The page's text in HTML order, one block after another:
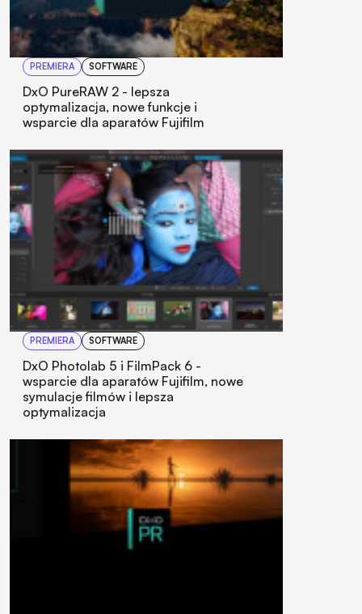
PREMIERA SOFTWARE
DxO PureRAW 2 - lepsza
optymalizacja, nowe funkcje i
wsparcie dla aparatów Fujifilm
PREMIERA SOFTWARE
DxO Photolab 5 i FilmPack 6 -
wsparcie dla aparatów Fujifilm, nowe
symulacje filmów i lepsza
optymalizacja